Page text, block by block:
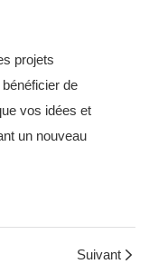
projets
de
vos idées et
un nouveau
Suivant